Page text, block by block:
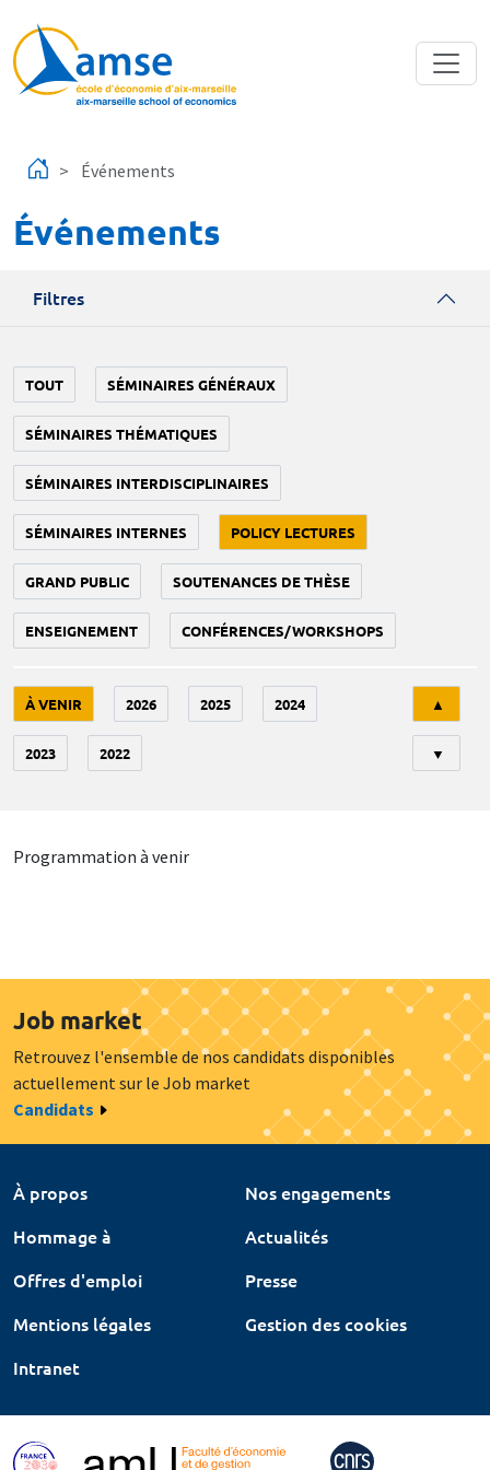
Événements
Événements
Filtres
TOUT SÉMINAIRES GÉNÉRAUX
SÉMINAIRES THÉMATIQUES
SÉMINAIRES INTERDISCIPLINAIRES
SÉMINAIRES INTERNES POLICY LECTURES
GRAND PUBLIC SOUTENANCES DE THÈSE
ENSEIGNEMENT CONFÉRENCES/WORKSHOPS
À VENIR 2026 2025 2024
2023 2022
▲
▼
Programmation à venir
Job market
Retrouvez l'ensemble de nos candidats disponibles
actuellement sur le Job market
Candidats
À propos
Nos engagements
Hommage à
Actualités
Offres d'emploi
Presse
Mentions légales
Gestion des cookies
Intranet